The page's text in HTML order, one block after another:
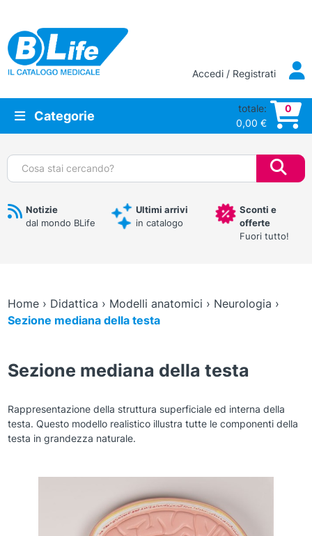
Vai al contenuto principale
Accedi / Registrati
Categorie
totale:
0,00 €
0
Cerca:
Notizie
dal mondo BLife
Ultimi arrivi
in catalogo
Sconti e
offerte
Fuori tutto!
Home› Didattica › Modelli anatomici › Neurologia ›
Sezione mediana della testa
Sezione mediana della testa
Rappresentazione della struttura superficiale ed interna della
testa. Questo modello realistico illustra tutte le componenti della
testa in grandezza naturale.